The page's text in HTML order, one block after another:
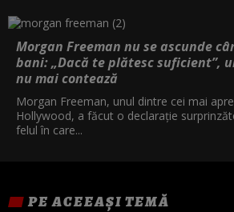
Morgan Freeman nu se ascunde
bani: „Dacă te plătesc suficient”,
nu mai contează
Morgan Freeman, unul dintre cei mai
Hollywood, a făcut o declarație
felul în care...
PE ACEEAȘI TEMĂ